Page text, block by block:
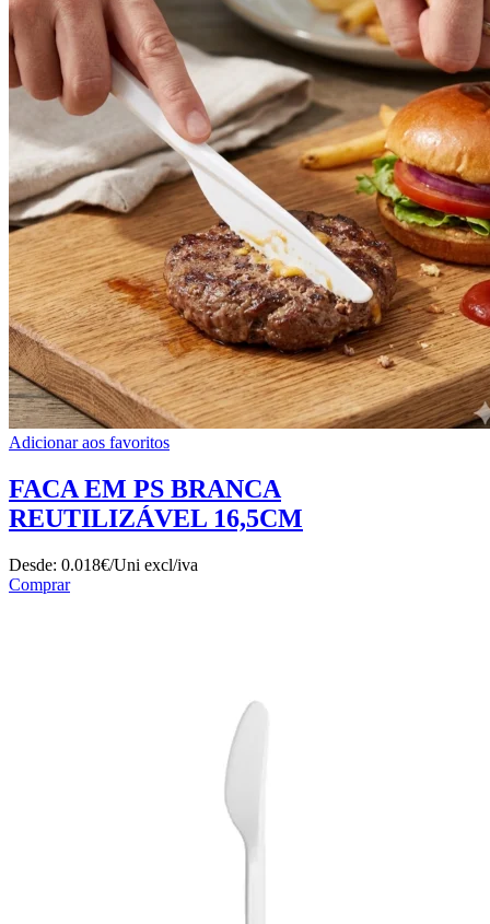
Adicionar aos favoritos
FACA EM PS BRANCA
REUTILIZÁVEL 16,5CM
Desde: 0.018€/Uni excl/iva
Comprar